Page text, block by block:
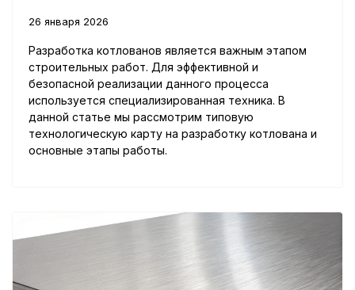
26 января 2026
Разработка котлованов является важным этапом
строительных работ. Для эффективной и
безопасной реализации данного процесса
используется специализированная техника. В
данной статье мы рассмотрим типовую
технологическую карту на разработку котлована и
основные этапы работы.